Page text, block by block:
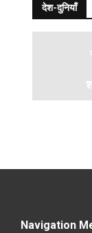
देश-दुनियाँ
Navigation